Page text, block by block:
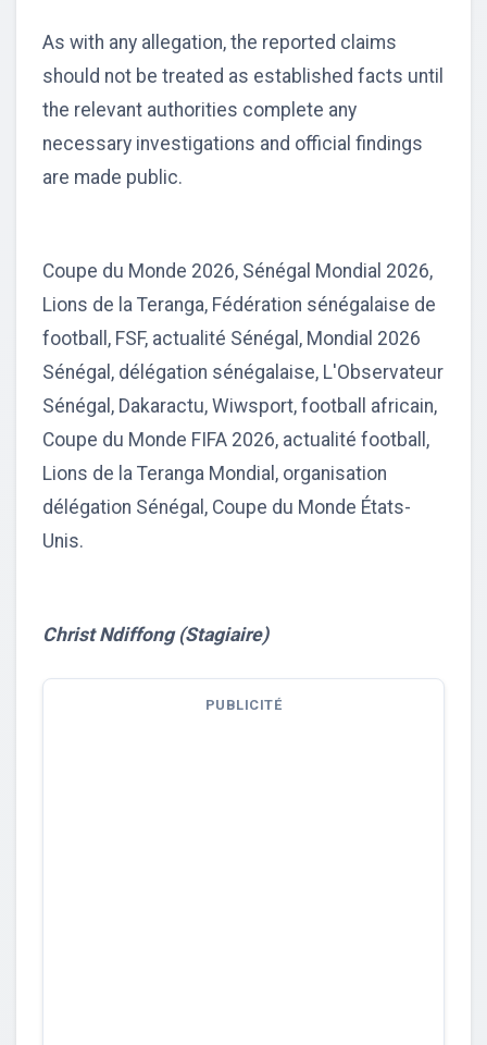
As with any allegation, the reported claims
should not be treated as established facts until
the relevant authorities complete any
necessary investigations and official findings
are made public.
Coupe du Monde 2026, Sénégal Mondial 2026,
Lions de la Teranga, Fédération sénégalaise de
football, FSF, actualité Sénégal, Mondial 2026
Sénégal, délégation sénégalaise, L'Observateur
Sénégal, Dakaractu, Wiwsport, football africain,
Coupe du Monde FIFA 2026, actualité football,
Lions de la Teranga Mondial, organisation
délégation Sénégal, Coupe du Monde États-
Unis.
Christ Ndiffong (Stagiaire)
PUBLICITÉ